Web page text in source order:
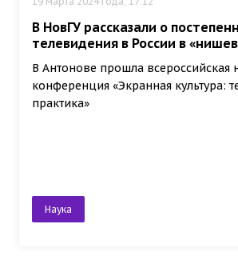
В НовГУ рассказали о
телевидения в России в
В Антонове прошла всероссийская
конференция «Экранная культура:
практика»
Наука